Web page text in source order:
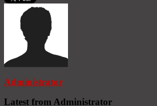
Administrator
Latest from Administrator